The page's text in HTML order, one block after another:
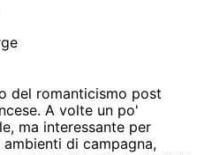
del romanticismo post
A volte un po'
ma interessante per
di campagna,